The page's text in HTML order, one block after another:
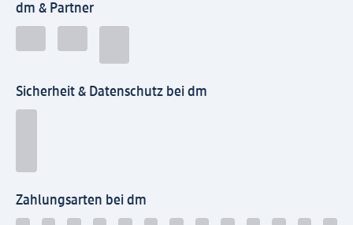
dm & Partner
Sicherheit & Datenschutz bei dm
Zahlungsarten bei dm